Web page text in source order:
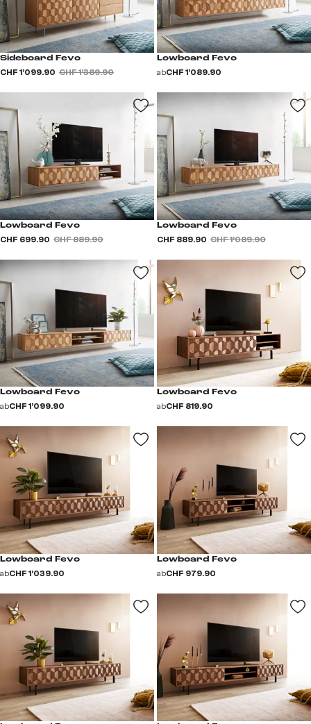
Sideboard Fevo
CHF 1’099.90 CHF 1’389.90
Lowboard Fevo
abCHF 1’089.90
Lowboard Fevo
CHF 699.90 CHF 889.90
Lowboard Fevo
CHF 889.90 CHF 1’089.90
Lowboard Fevo
abCHF 1’099.90
Lowboard Fevo
abCHF 819.90
Lowboard Fevo
abCHF 1’039.90
Lowboard Fevo
abCHF 979.90